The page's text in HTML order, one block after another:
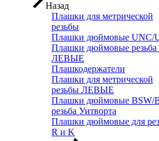
Назад
Плашки для метрической
резьбы
Плашки дюймовые UNC/
Плашки дюймовые резьба
ЛЕВЫЕ
Плашкодержатели
Плашки для метрической
резьбы ЛЕВЫЕ
Плашки дюймовые BSW/
резьба Уитворта
Плашки дюймовые для
R и K